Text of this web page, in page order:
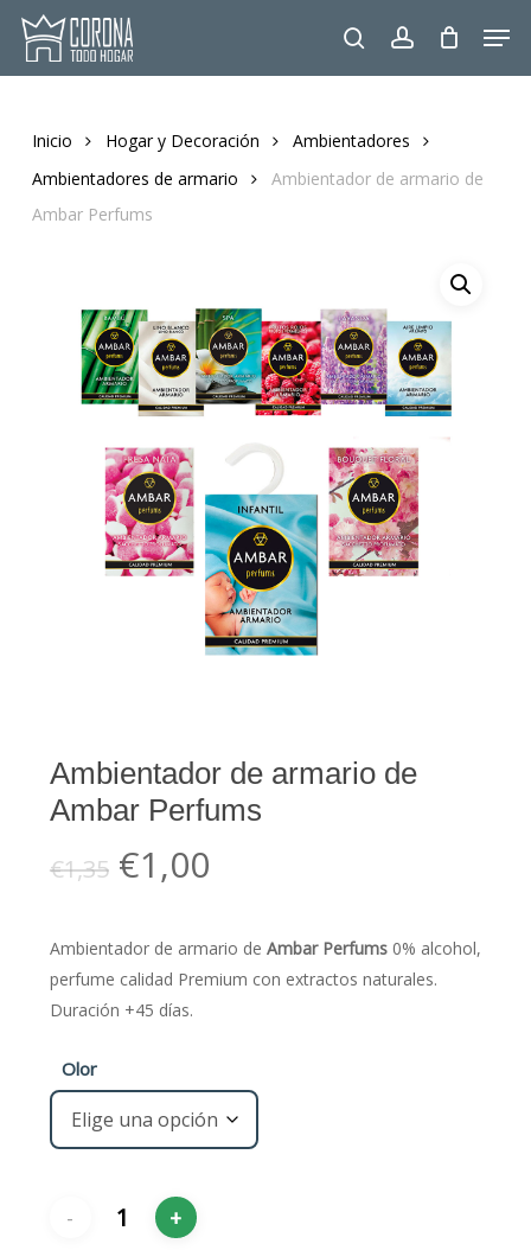
Skip
main
searchaccount
Inicio Hogar y Decoración
Ambientadores
Ambientadores de armario
Ambientador de armario de
Ambar Perfums
Ambientador de armario de
Ambar Perfums
€1,35 El
precio
original
era:
€1,35.
€1,00El
actual
es:
Ambientador de armario de Ambar Perfums0% alcohol,
perfume calidad Premium con extractos naturales.
Duración +45 días.
Olor